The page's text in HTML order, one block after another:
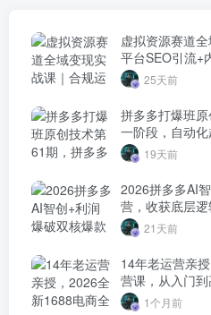
虚拟资源赛道
平台SEO引流+
玩法25天前
拼多多打爆班
一阶段，自动
作・投产优化
19天前
2026拼多多AI
营，收获底层
0-1打爆SOP
21天前
14年老运营亲
营课，从入门
+工具包+直播诊
1个月前